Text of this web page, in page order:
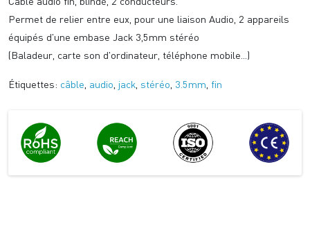
Permet de relier entre eux, pour une liaison Audio, 2 appareils
équipés d'une embase Jack 3,5mm stéréo
(Baladeur, carte son d'ordinateur, téléphone mobile...)
Étiquettes: câble audio jack stéréo 3.5mm fin